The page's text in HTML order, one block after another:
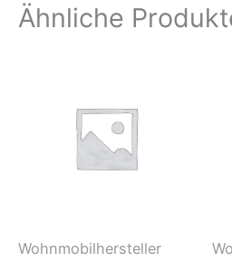
Ähnliche
Wohnmobilhersteller